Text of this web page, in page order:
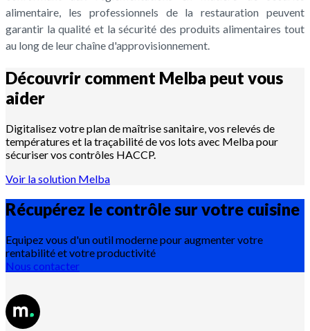
alimentaire, les professionnels de la restauration peuvent
garantir la qualité et la sécurité des produits alimentaires tout
au long de leur chaîne d'approvisionnement.
Découvrir comment Melba peut vous
aider
Digitalisez votre plan de maîtrise sanitaire, vos relevés de
températures et la traçabilité de vos lots avec Melba pour
sécuriser vos contrôles HACCP.
Voir la solution Melba
Récupérez le contrôle sur votre cuisine
Equipez vous d'un outil moderne pour augmenter votre
rentabilité et votre productivité
Nous contacter